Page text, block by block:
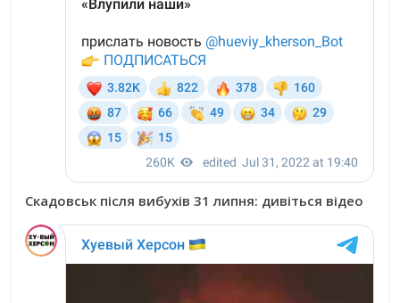
Скадовськ після вибухів 31 липня: дивіться відео